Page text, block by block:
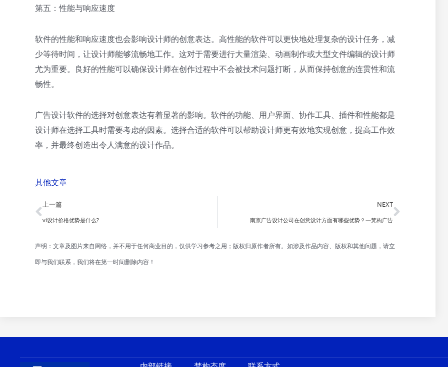
第五：性能与响应速度
软件的性能和响应速度也会影响设计师的创意表达。高性能的软件可以更快地处理复杂的设计任务，减
少等待时间，让设计师能够流畅地工作。这对于需要进行大量渲染、动画制作或大型文件编辑的设计师
尤为重要。良好的性能可以确保设计师在创作过程中不会被技术问题打断，从而保持创意的连贯性和流
畅性。
广告设计软件的选择对创意表达有着显著的影响。软件的功能、用户界面、协作工具、插件和性能都是
设计师在选择工具时需要考虑的因素。选择合适的软件可以帮助设计师更有效地实现创意，提高工作效
率，并最终创造出令人满意的设计作品。
其他文章
Prev
上一篇
vi设计价格优势是什么?
NEXT
南京广告设计公司在创意设计方面有哪些优势？—梵构广告
Next
声明：文章及图片来自网络，并不用于任何商业目的，仅供学习参考之用；版权归原作者所有。如涉及作品内容、版权和其他问题，请立
即与我们联系，我们将在第一时间删除内容！